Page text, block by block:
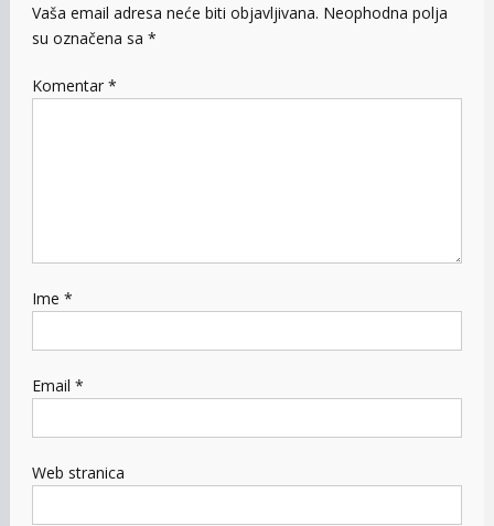
Vaša email adresa neće biti objavljivana. Neophodna polja
su označena sa *
Komentar *
Ime *
Email *
Web stranica